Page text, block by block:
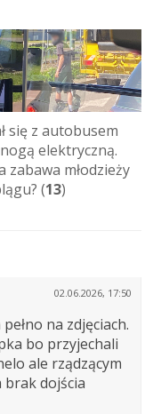
się z autobusem
elektryczną.
zabawa młodzieży
(13)
02.06.2026, 17:50
na zdjęciach.
bo przyjechali
ale rządzącym
brak dojścia